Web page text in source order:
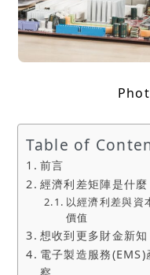
Table of
前言
經濟利差矩陣是什麼
以經濟利差與資
價值
想收到更多財金新知
電子製造服務